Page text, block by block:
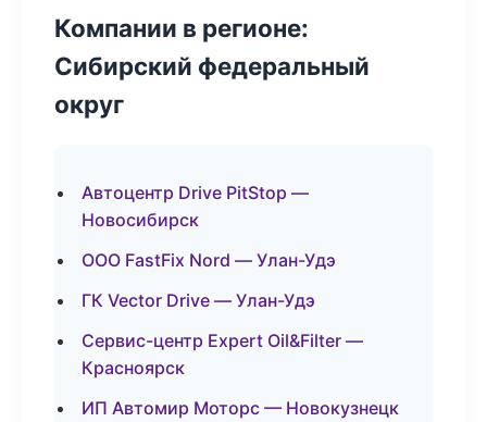
Компании в регионе:
Сибирский федеральный
округ
Автоцентр Drive PitStop —
Новосибирск
ООО FastFix Nord — Улан-Удэ
ГК Vector Drive — Улан-Удэ
Сервис-центр Expert Oil&Filter —
Красноярск
ИП Автомир Моторс — Новокузнецк